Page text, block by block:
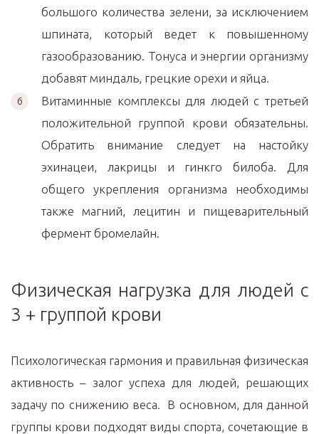
большого количества зелени, за исключением
шпината, который ведет к повышенному
газообразованию. Тонуса и энергии организму
добавят миндаль, грецкие орехи и яйца.
Витаминные комплексы для людей с третьей
положительной группой крови обязательны.
Обратить внимание следует на настойку
эхинацеи, лакрицы и гинкго билоба. Для
общего укрепления организма необходимы
также магний, лецитин и пищеварительный
фермент бромелайн.
Физическая нагрузка для людей с
3 + группой крови
Психологическая гармония и правильная физическая
активность – залог успеха для людей, решающих
задачу по снижению веса. В основном, для данной
группы крови подходят виды спорта, сочетающие в